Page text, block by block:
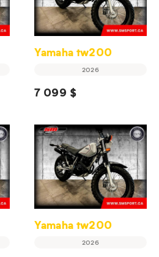
Yamaha tw200
2026
7 099 $
Yamaha tw200
2026